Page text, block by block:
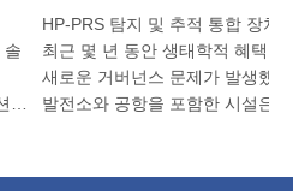
최근 몇 년 동안 생태학적 혜택이
새로운 거버넌스 문제가 발생했습
발전소와 공항을 포함한 시설은 조